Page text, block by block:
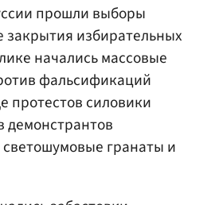
прошли выборы
закрытия избирательных
начались массовые
фальсификаций
протестов силовики
светошумовые гранаты и